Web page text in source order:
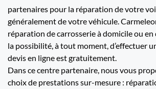
partenaires pour la réparation de votre
généralement de votre véhicule.
réparation de carrosserie à domicile ou en
la possibilité, à tout moment, d’effectuer
devis en ligne est gratuitement.
Dans ce centre partenaire, nous vous
choix de prestations sur-mesure :